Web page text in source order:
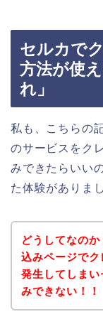
セルカで
方法が使
れ」
私も、こちらの
のサービスをク
みできたらいい
た体験がありま
どうしてなの
込みページで
発生してしま
みできない！！